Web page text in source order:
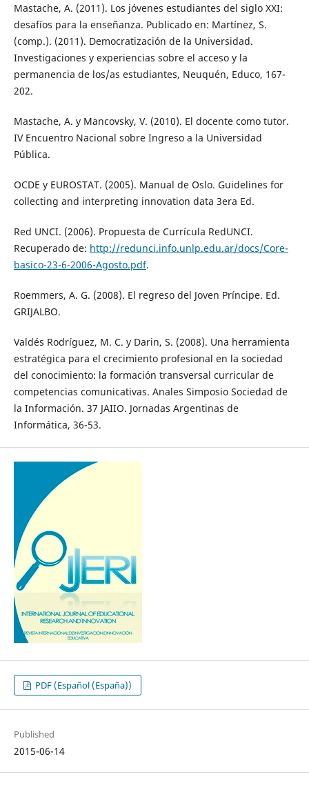
Mastache, A. (2011). Los jóvenes estudiantes del siglo XXI:
desafíos para la enseñanza. Publicado en: Martínez, S.
(comp.). (2011). Democratización de la Universidad.
Investigaciones y experiencias sobre el acceso y la
permanencia de los/as estudiantes, Neuquén, Educo, 167-
202.
Mastache, A. y Mancovsky, V. (2010). El docente como tutor.
IV Encuentro Nacional sobre Ingreso a la Universidad
Pública.
OCDE y EUROSTAT. (2005). Manual de Oslo. Guidelines for
collecting and interpreting innovation data 3era Ed.
Red UNCI. (2006). Propuesta de Currícula RedUNCI.
Recuperado de: http://redunci.info.unlp.edu.ar/docs/Core-
basico-23-6-2006-Agosto.pdf.
Roemmers, A. G. (2008). El regreso del Joven Príncipe. Ed.
GRIJALBO.
Valdés Rodríguez, M. C. y Darin, S. (2008). Una herramienta
estratégica para el crecimiento profesional en la sociedad
del conocimiento: la formación transversal curricular de
competencias comunicativas. Anales Simposio Sociedad de
la Información. 37 JAIIO. Jornadas Argentinas de
Informática, 36-53.
PDF (Español (España))
Published
2015-06-14